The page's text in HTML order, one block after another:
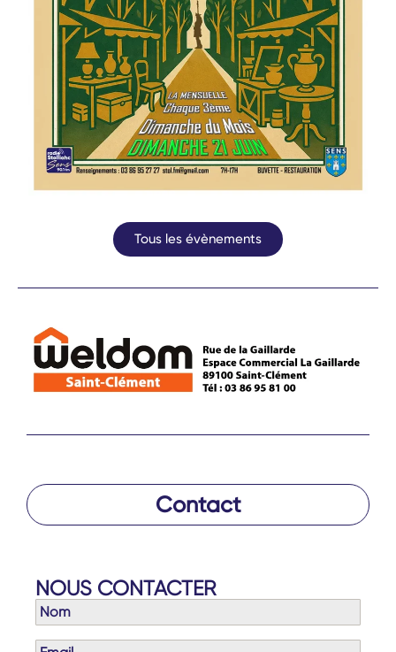
Tous les évènements
Contact
NOUS CONTACTER